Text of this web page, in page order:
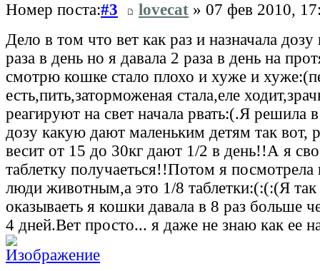
Номер поста:#3 lovecat » 07 фев 2010,
Дело в том что вет как раз и назначала дозу
раза в день но я давала 2 раза в день на
смотрю кошке стало плохо и хуже и
есть,пить,заторможеная стала,еле
реагируют на свет начала рвать:(.Я решила
дозу какую дают маленьким детям так вот,
весит от 15 до 30кг дают 1/2 в день!!А я
таблетку получаеться!!Потом я
люди животным,а это 1/8 таблетки:(:(:(Я так
оказываеть я кошки давала в 8 раз больше
4 дней.Вет просто... я даже не знаю как ее